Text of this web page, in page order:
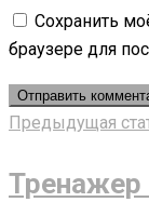
Сохранить
браузере для
Предыдущая
Тренажер